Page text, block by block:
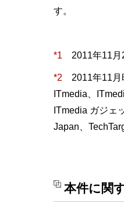
す。
*1 2011年11月
*2 2011年11月
ITmedia、
ITmedia ガジェ
Japan、
本件に関